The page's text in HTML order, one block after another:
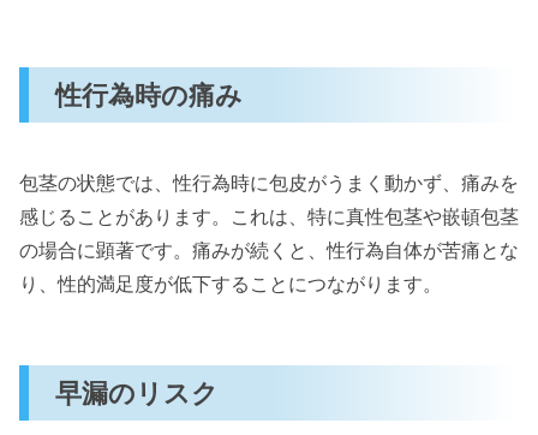
性行為時の痛み
包茎の状態では、性行為時に包皮がうまく動かず、痛みを
感じることがあります。これは、特に真性包茎や嵌頓包茎
の場合に顕著です。痛みが続くと、性行為自体が苦痛とな
り、性的満足度が低下することにつながります。
早漏のリスク